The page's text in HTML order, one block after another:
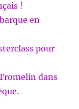
!
en
pour
dans